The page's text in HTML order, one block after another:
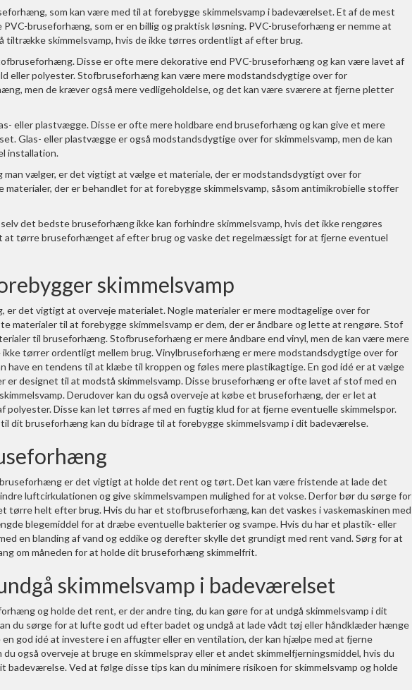
som kan være med til at forebygge skimmelsvamp i badeværelset. Et af de mest
bruseforhæng, som er en billig og praktisk løsning. PVC-bruseforhæng er nemme at
tiltrække skimmelsvamp, hvis de ikke tørres ordentligt af efter brug.
Disse er ofte mere dekorative end PVC-bruseforhæng og kan være lavet af
eller polyester. Stofbruseforhæng kan være mere modstandsdygtige over for
men de kræver også mere vedligeholdelse, og det kan være sværere at fjerne pletter
eller plastvægge. Disse er ofte mere holdbare end bruseforhæng og kan give et mere
Glas- eller plastvægge er også modstandsdygtige over for skimmelsvamp, men de kan
installation.
vælger, er det vigtigt at vælge et materiale, der er modstandsdygtigt over for
materialer, der er behandlet for at forebygge skimmelsvamp, såsom antimikrobielle stoffer
det bedste bruseforhæng ikke kan forhindre skimmelsvamp, hvis det ikke rengøres
tørre bruseforhænget af efter brug og vaske det regelmæssigt for at fjerne eventuel
skimmelsvamp
er det vigtigt at overveje materialet. Nogle materialer er mere modtagelige over for
materialer til at forebygge skimmelsvamp er dem, der er åndbare og lette at rengøre. Stof
til bruseforhæng. Stofbruseforhæng er mere åndbare end vinyl, men de kan være mere
ikke tørrer ordentligt mellem brug. Vinylbruseforhæng er mere modstandsdygtige over for
have en tendens til at klæbe til kroppen og føles mere plastikagtige. En god idé er at vælge
designet til at modstå skimmelsvamp. Disse bruseforhæng er ofte lavet af stof med en
Derudover kan du også overveje at købe et bruseforhæng, der er let at
polyester. Disse kan let tørres af med en fugtig klud for at fjerne eventuelle skimmelspor.
dit bruseforhæng kan du bidrage til at forebygge skimmelsvamp i dit badeværelse.
bruseforhæng er det vigtigt at holde det rent og tørt. Det kan være fristende at lade det
luftcirkulationen og give skimmelsvampen mulighed for at vokse. Derfor bør du sørge for
helt efter brug. Hvis du har et stofbruseforhæng, kan det vaskes i vaskemaskinen med
blegemiddel for at dræbe eventuelle bakterier og svampe. Hvis du har et plastik- eller
en blanding af vand og eddike og derefter skylle det grundigt med rent vand. Sørg for at
om måneden for at holde dit bruseforhæng skimmelfrit.
skimmelsvamp i badeværelset
og holde det rent, er der andre ting, du kan gøre for at undgå skimmelsvamp i dit
du sørge for at lufte godt ud efter badet og undgå at lade vådt tøj eller håndklæder hænge
god idé at investere i en affugter eller en ventilation, der kan hjælpe med at fjerne
også overveje at bruge en skimmelspray eller et andet skimmelfjerningsmiddel, hvis du
badeværelse. Ved at følge disse tips kan du minimere risikoen for skimmelsvamp og holde